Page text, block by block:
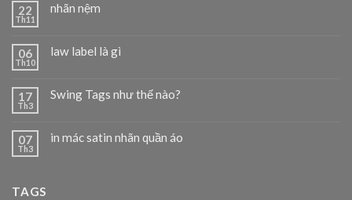
22
Th11
nhãn nệm
06
Th10
law label là gì
17
Th3
Swing Tags như thế nào?
07
Th3
in mác satin nhãn quần áo
TAGS